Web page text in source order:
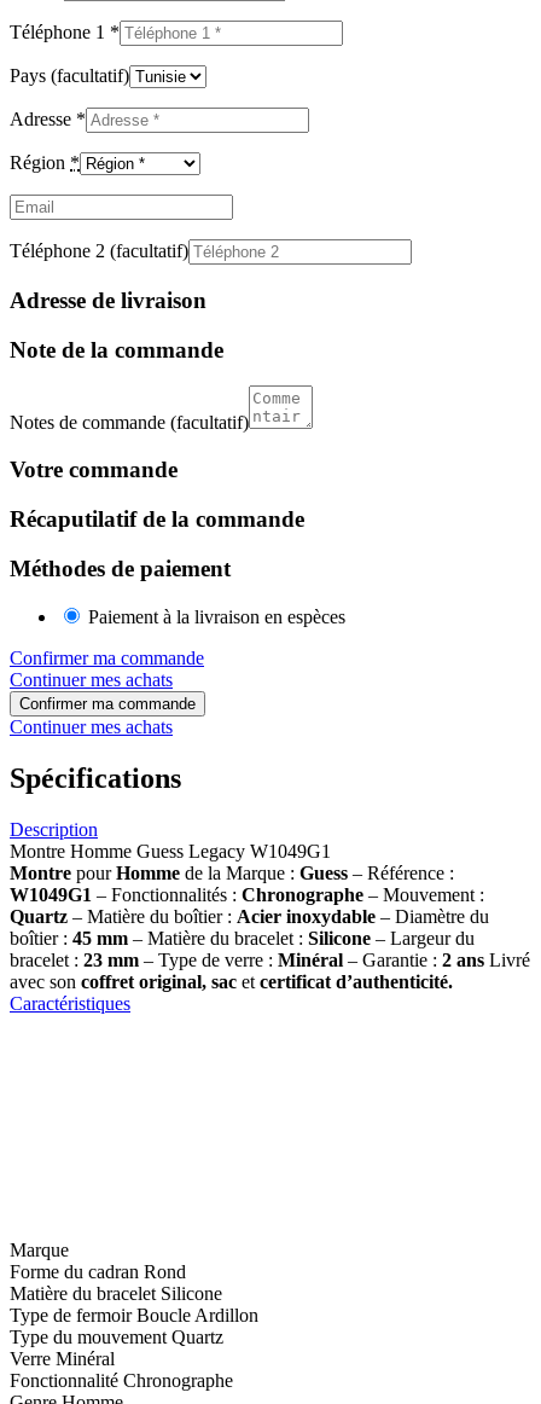
Téléphone 1 *
Pays (facultatif)
Adresse *
Région *
Email
Téléphone 2 (facultatif)
Adresse de livraison
Note de la commande
Notes de commande (facultatif)
Votre commande
Récaputilatif de la commande
Méthodes de paiement
Paiement à la livraison en espèces
Confirmer ma commande
Continuer mes achats
Confirmer ma commande
Continuer mes achats
Spécifications
Description
Montre Homme Guess Legacy W1049G1
Montre pourHomme de la Marque : Guess – Référence :
W1049G1 – Fonctionnalités : Chronographe – Mouvement :
Quartz – Matière du boîtier : Acier inoxydable – Diamètre du
boîtier : 45 mm – Matière du bracelet : Silicone – Largeur du
bracelet : 23 mm – Type de verre : Minéral – Garantie : 2 ans Livré
avec son coffret original, sac et certificat d’authenticité.
Caractéristiques
Marque
Forme du cadran Rond
Matière du bracelet Silicone
Type de fermoir Boucle Ardillon
Type du mouvement Quartz
Verre Minéral
Fonctionnalité Chronographe